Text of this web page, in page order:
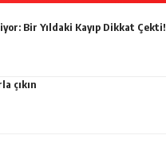
Bir Yıldaki Kayıp Dikkat Çekti!
çıkın